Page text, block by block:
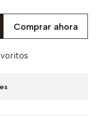
Comprar ahora